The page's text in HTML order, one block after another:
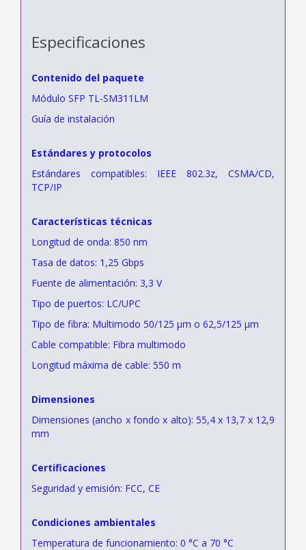
Especificaciones
Contenido del paquete
Módulo SFP TL-SM311LM
Guía de instalación
Estándares y protocolos
Estándares compatibles: IEEE 802.3z, CSMA/CD,
TCP/IP
Características técnicas
Longitud de onda: 850 nm
Tasa de datos: 1,25 Gbps
Fuente de alimentación: 3,3 V
Tipo de puertos: LC/UPC
Tipo de fibra: Multimodo 50/125 μm o 62,5/125 μm
Cable compatible: Fibra multimodo
Longitud máxima de cable: 550 m
Dimensiones
Dimensiones (ancho x fondo x alto): 55,4 x 13,7 x 12,9
mm
Certificaciones
Seguridad y emisión: FCC, CE
Condiciones ambientales
Temperatura de funcionamiento: 0 °C a 70 °C